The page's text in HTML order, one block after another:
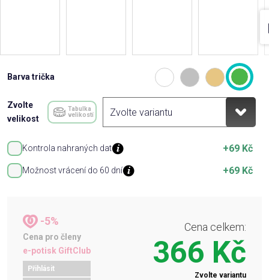
Barva trička
Zvolte
velikost
Tabulka
velikostí
Kontrola nahraných dat +69 Kč
Možnost vrácení do 60 dní +69 Kč
-5%
Cena pro členy
e-potisk GiftClub
Přihlásit
Cena celkem:
366 Kč
Zvolte variantu